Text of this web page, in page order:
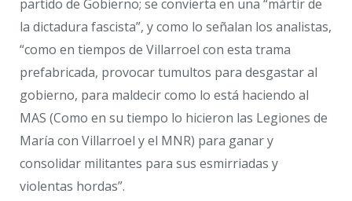
partido de Gobierno; se convierta en una “mártir de
la dictadura fascista”, y como lo señalan los analistas,
“como en tiempos de Villarroel con esta trama
prefabricada, provocar tumultos para desgastar al
gobierno, para maldecir como lo está haciendo al
MAS (Como en su tiempo lo hicieron las Legiones de
María con Villarroel y el MNR) para ganar y
consolidar militantes para sus esmirriadas y
violentas hordas”.